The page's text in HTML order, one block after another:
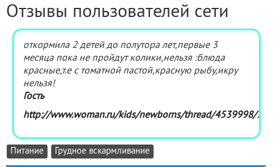
Отзывы пользователей сети
откормила 2 детей до полутора лет,первые 3
месяца пока не пройдут колики,нельзя :блюда
красные,т.е с томатной пастой,красную рыбу,икру
нельзя!
Гость
http://www.woman.ru/kids/newborns/thread/4539998/1/
Питание Грудное вскармливание